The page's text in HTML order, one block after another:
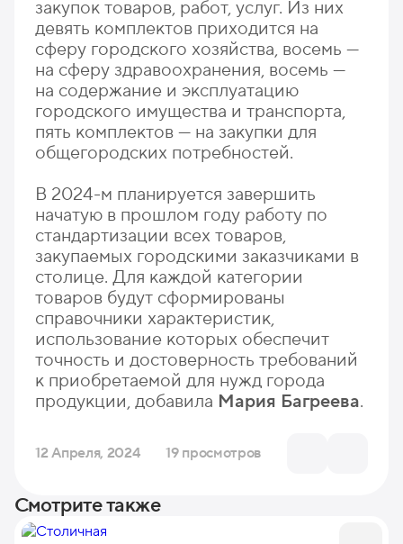
закупок товаров, работ, услуг. Из них
девять комплектов приходится на
сферу городского хозяйства, восемь —
на сферу здравоохранения, восемь —
на содержание и эксплуатацию
городского имущества и транспорта,
пять комплектов — на закупки для
общегородских потребностей.
В 2024-м планируется завершить
начатую в прошлом году работу по
стандартизации всех товаров,
закупаемых городскими заказчиками в
столице. Для каждой категории
товаров будут сформированы
справочники характеристик,
использование которых обеспечит
точность и достоверность требований
к приобретаемой для нужд города
продукции, добавила Мария Багреева.
12 Апреля, 2024 19 просмотров
Смотрите также